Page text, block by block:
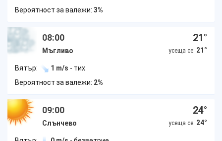
Вероятност за валежи: 3%
08:00
Мъгливо
21°
усеща се: 21 °
Вятър: 1 m/s - тих
Вероятност за валежи: 2%
09:00
Слънчево
24°
усеща се: 24°